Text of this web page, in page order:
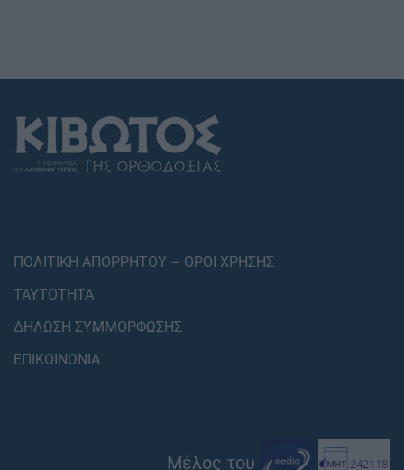
ΠΟΛΙΤΙΚΗ ΑΠΟΡΡΗΤΟΥ – ΟΡΟΙ ΧΡΗΣΗΣ
ΤΑΥΤΟΤΗΤΑ
ΔΗΛΩΣΗ ΣΥΜΜΟΡΦΩΣΗΣ
ΕΠΙΚΟΙΝΩΝΙΑ
Μέλος του